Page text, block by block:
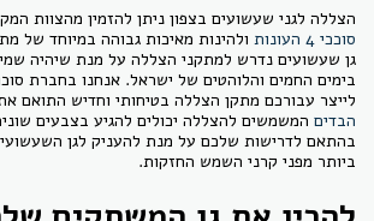
הצללה לגני שעשועים בצפון ניתן להזמין מהצוות
סוככי 4 העונות
ולהינות מאיכות גבוהה במיוחד של
גן שעשועים נדרש למתקני הצללה על מנת שיהיה
לייצר עבורכם מתקן הצללה בטיחותי וחדיש התואם
הבדים המשמשים להצללה יכולים להגיע בצבעים
בהתאם לדרישות שלכם על מנת להעניק לגן
ביותר מפני קרני השמש החזקות.